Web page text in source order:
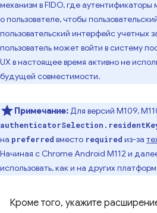
механизм в FIDO, где
о пользователе, чтобы
пользовательский интерфейс учетных
пользователь может войти в систему
UX в настоящее время активно не
будущей совместимости.
Примечание:Для версий M109,
на preferred вместо required из-за
Начиная с Chrome Android M112 и
использовать, как и на других
Кроме того, укажите